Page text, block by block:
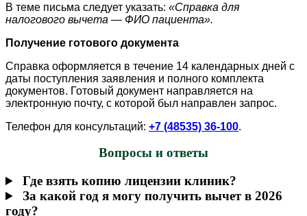
В теме письма следует указать: «Справка для
налогового вычета — ФИО пациента».
Получение готового документа
Справка оформляется в течение 14 календарных дней с
даты поступления заявления и полного комплекта
документов. Готовый документ направляется на
электронную почту, с которой был направлен запрос.
Телефон для консультаций: +7 (48535) 36-100.
Вопросы и ответы
Где взять копию лицензии клиник?
За какой год я могу получить вычет в 2026
году?